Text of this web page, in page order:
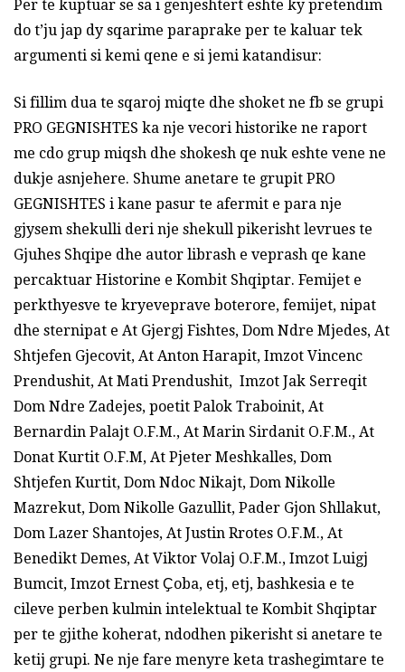
Per te kuptuar se sa i genjeshtert eshte ky pretendim
do t’ju jap dy sqarime paraprake per te kaluar tek
argumenti si kemi qene e si jemi katandisur:
Si fillim dua te sqaroj miqte dhe shoket ne fb se grupi
PRO GEGNISHTES ka nje vecori historike ne raport
me cdo grup miqsh dhe shokesh qe nuk eshte vene ne
dukje asnjehere. Shume anetare te grupit PRO
GEGNISHTES i kane pasur te afermit e para nje
gjysem shekulli deri nje shekull pikerisht levrues te
Gjuhes Shqipe dhe autor librash e veprash qe kane
percaktuar Historine e Kombit Shqiptar. Femijet e
perkthyesve te kryeveprave boterore, femijet, nipat
dhe sternipat e At Gjergj Fishtes, Dom Ndre Mjedes, At
Shtjefen Gjecovit, At Anton Harapit, Imzot Vincenc
Prendushit, At Mati Prendushit, Imzot Jak Serreqit
Dom Ndre Zadejes, poetit Palok Traboinit, At
Bernardin Palajt O.F.M., At Marin Sirdanit O.F.M., At
Donat Kurtit O.F.M, At Pjeter Meshkalles, Dom
Shtjefen Kurtit, Dom Ndoc Nikajt, Dom Nikolle
Mazrekut, Dom Nikolle Gazullit, Pader Gjon Shllakut,
Dom Lazer Shantojes, At Justin Rrotes O.F.M., At
Benedikt Demes, At Viktor Volaj O.F.M., Imzot Luigj
Bumcit, Imzot Ernest Ҫoba, etj, etj, bashkesia e te
cileve perben kulmin intelektual te Kombit Shqiptar
per te gjithe koherat, ndodhen pikerisht si anetare te
ketij grupi. Ne nje fare menyre keta trashegimtare te